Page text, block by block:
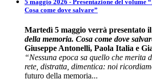
5 maggio 2026 - Presentazione del volume
Cosa come dove salvare”
Martedì 5 maggio verrà presentato
della memoria. Cosa come dove
Giuseppe Antonelli, Paola Italia e
“Nessuna epoca sa quello che merita
rete, distratta, dimentica: noi
futuro della memoria...